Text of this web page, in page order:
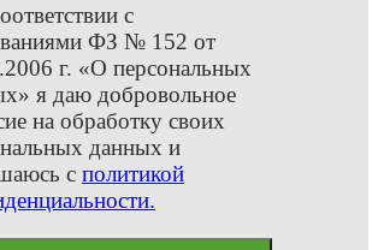
с
ФЗ № 152 от
г. «О персональных
я даю добровольное
на обработку своих
данных и
с политикой